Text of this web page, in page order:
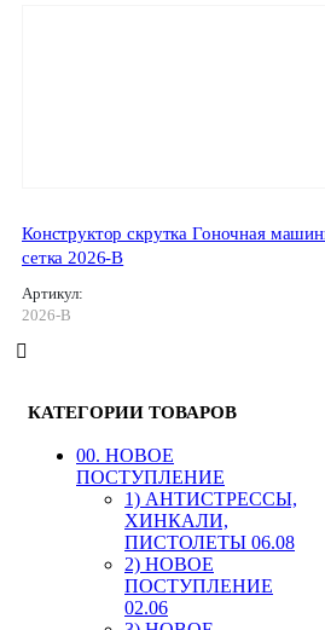
Конструктор скрутка Гоночная
сетка 2026-B
Артикул:
2026-B
КАТЕГОРИИ ТОВАРОВ
00. HОВОЕ
ПОСТУПЛЕНИЕ
1) АНТИСТРЕССЫ,
ХИНКАЛИ,
ПИСТОЛЕТЫ 06.08
2) НОВОЕ
ПОСТУПЛЕНИЕ
02.06